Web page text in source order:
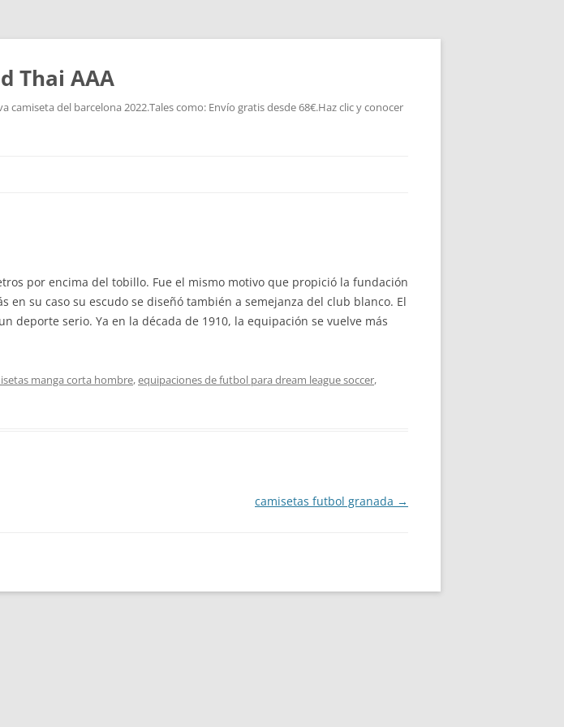
Thai AAA
del barcelona 2022.Tales como: Envío gratis desde 68€.Haz clic y conocer
por encima del tobillo. Fue el mismo motivo que propició la fundación
su caso su escudo se diseñó también a semejanza del club blanco. El
deporte serio. Ya en la década de 1910, la equipación se vuelve más
manga corta hombre,equipaciones de futbol para dream league soccer,
camisetas futbol granada →